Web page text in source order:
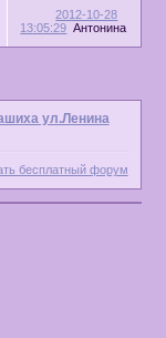
2012-10-28
13:05:29 Антонина
ул.Ленина
бесплатный форум